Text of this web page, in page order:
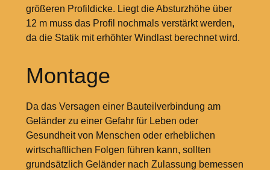
größeren Profildicke. Liegt die Absturzhöhe über
12 m muss das Profil nochmals verstärkt werden,
da die Statik mit erhöhter Windlast berechnet wird.
Montage
Da das Versagen einer Bauteilverbindung am
Geländer zu einer Gefahr für Leben oder
Gesundheit von Menschen oder erheblichen
wirtschaftlichen Folgen führen kann, sollten
grundsätzlich Geländer nach Zulassung bemessen